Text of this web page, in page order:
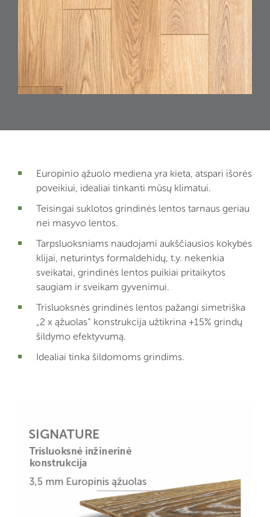
Europinio ąžuolo mediena yra kieta, atspari išorės
poveikiui, idealiai tinkanti mūsų klimatui.
Teisingai suklotos grindinės lentos tarnaus geriau
nei masyvo lentos.
Tarpsluoksniams naudojami aukščiausios kokybės
klijai, neturintys formaldehidų, t.y. nekenkia
sveikatai, grindinės lentos puikiai pritaikytos
saugiam ir sveikam gyvenimui.
Trisluoksnės grindinės lentos pažangi simetriška
„2 x ąžuolas“ konstrukcija užtikrina +15% grindų
šildymo efektyvumą.
Idealiai tinka šildomoms grindims.